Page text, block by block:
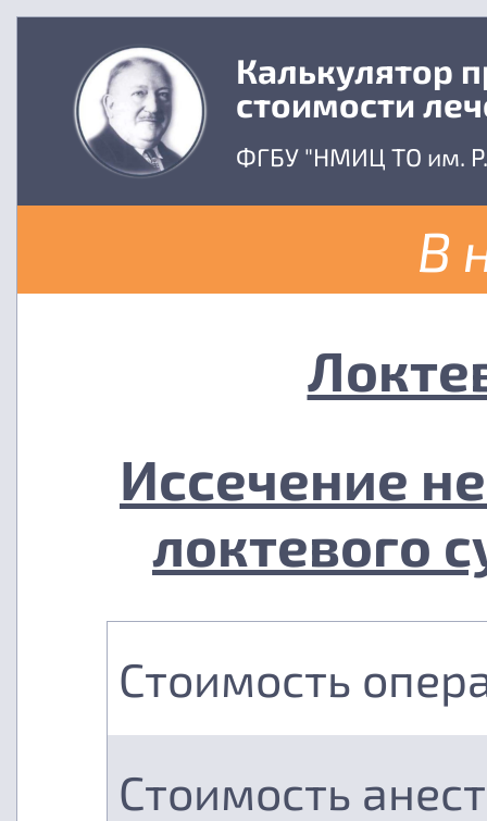
Калькулятор
стоимости
ФГБУ "НМИЦ ТО им.
В
Иссечение
локтевого
Стоимость
Стоимость